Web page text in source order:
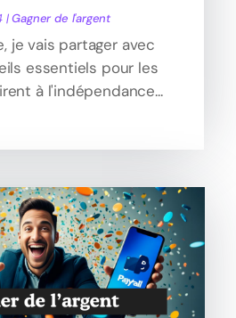
|Gagner de l'argent
je vais partager avec
essentiels pour les
à l'indépendance...